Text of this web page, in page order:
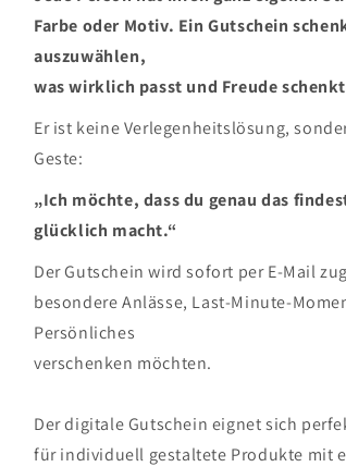
Farbe oder Motiv. Ein Gutschein
auszuwählen,
was wirklich passt und Freude
Er ist keine Verlegenheitslösung,
Geste:
„Ich möchte, dass du genau das
glücklich macht.“
Der Gutschein wird sofort per E-Mail
besondere Anlässe, Last-Minute-
Persönliches
verschenken möchten.
Der digitale Gutschein eignet sich
für individuell gestaltete Produkte mit